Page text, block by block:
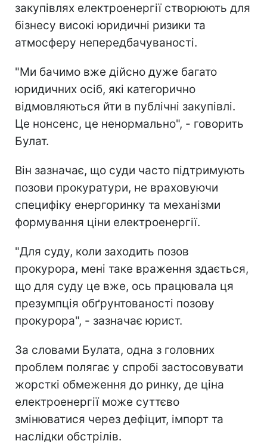
закупівлях електроенергії створюють для
бізнесу високі юридичні ризики та
атмосферу непередбачуваності.
"Ми бачимо вже дійсно дуже багато
юридичних осіб, які категорично
відмовляються йти в публічні закупівлі.
Це нонсенс, це ненормально", - говорить
Булат.
Він зазначає, що суди часто підтримують
позови прокуратури, не враховуючи
специфіку енергоринку та механізми
формування ціни електроенергії.
"Для суду, коли заходить позов
прокурора, мені таке враження здається,
що для суду це вже, ось працювала ця
презумпція обґрунтованості позову
прокурора", - зазначає юрист.
За словами Булата, одна з головних
проблем полягає у спробі застосовувати
жорсткі обмеження до ринку, де ціна
електроенергії може суттєво
змінюватися через дефіцит, імпорт та
наслідки обстрілів.